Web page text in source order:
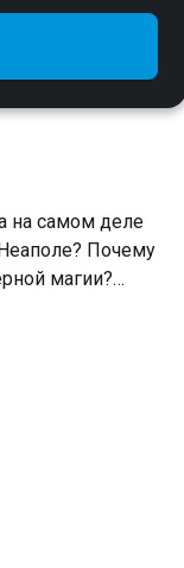
на самом деле
Почему
магии?
время по